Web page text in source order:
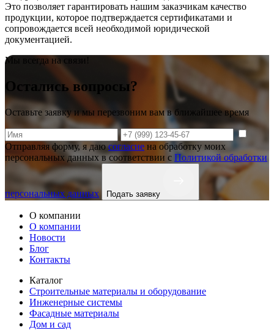
Это позволяет гарантировать нашим заказчикам качество
продукции, которое подтверждается сертификатами и
сопровождается всей необходимой юридической
документацией.
Мы всегда на связи!
Остались вопросы?
Оставьте заявку и мы перезвоним вам в ближайшее время
Отправляя форму, я даюсогласие на обработку моих
персональных данных в соответствии с Политикой обработки
персональных данных Подать заявку
О компании
О компании
Новости
Блог
Контакты
Каталог
Строительные материалы и оборудование
Инженерные системы
Фасадные материалы
Дом и сад